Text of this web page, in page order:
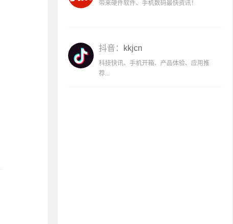
带来硬件软件、手机数码最快资讯！
抖音： kkjcn
科技快讯、手机开箱、产品体验、应用推
荐...